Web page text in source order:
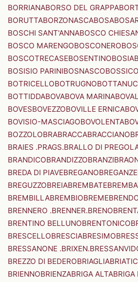
BORRIANABORSO DEL GRAPPA
BORUTTABORZONASCABOSA
BOSCHI SANT'ANNABOSCO
BOSCO MARENGOBOSCONERO
BOSCOTRECASEBOSENTINOBOSIA
BOSISIO PARINIBOSNASCOBOSSICO
BOTRICELLOBOTRUGNO
BOTTIDDABOVABOVA MARINA
BOVESBOVEZZOBOVILLE ERNICA
BOVISIO-MASCIAGOBOVOLENTA
BOZZOLOBRABRACCABRACCIANO
BRAIES .PRAGS.BRALLO DI
BRANDICOBRANDIZZOBRANZI
BREDA DI PIAVEBREGANOBREGANZE
BREGUZZOBREIABREMBATE
BREMBILLABREMBIOBREME
BRENNERO .BRENNER.BRENO
BRENTINO BELLUNOBRENTONICO
BRESCELLOBRESCIABRESIMO
BRESSANONE .BRIXEN.
BREZZO DI BEDEROBRIAGLIA
BRIENNOBRIENZABRIGA ALTABRIGA